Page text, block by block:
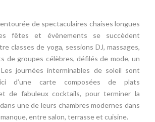
entourée de spectaculaires chaises longues
fêtes et évènements se succèdent
classes de yoga, sessions DJ, massages,
de groupes célèbres, défilés de mode, un
journées interminables de soleil sont
ici d’une carte composées de plats
de fabuleux cocktails, pour terminer la
une de leurs chambres modernes dans
entre salon, terrasse et cuisine.